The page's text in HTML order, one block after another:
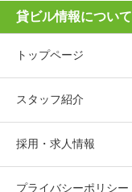
貸ビル情報について
トップページ
スタッフ紹介
採用・求人情報
プライバシーポリシー